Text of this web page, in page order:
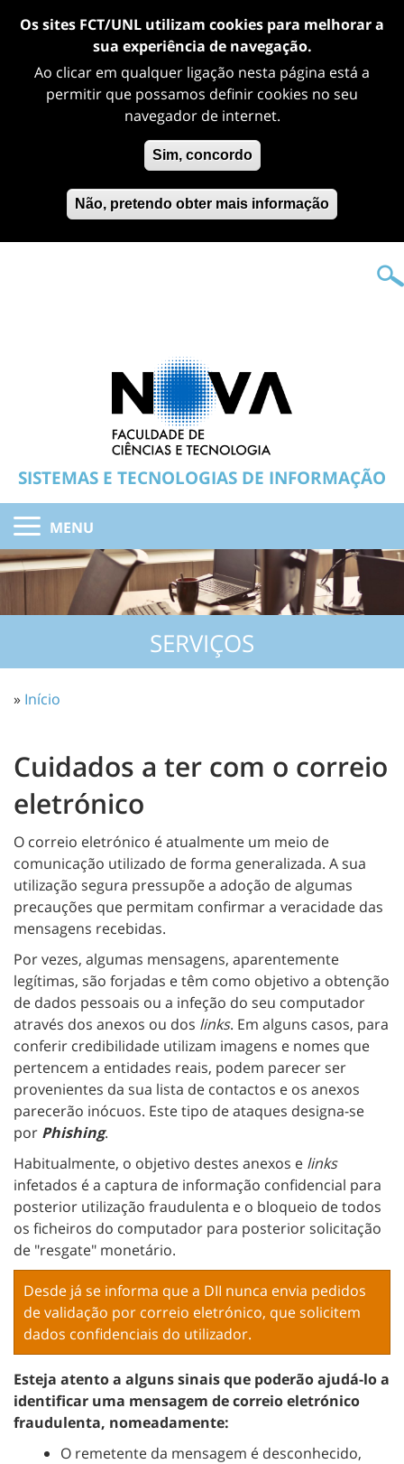
Os sites FCT/UNL utilizam cookies para melhorar a
sua experiência de navegação.
Ao clicar em qualquer ligação nesta página está a
permitir que possamos definir cookies no seu
navegador de internet.
Sim, concordo
Não, pretendo obter mais informação
SISTEMAS E TECNOLOGIAS DE INFORMAÇÃO
MENU
SERVIÇOS
» Início
Cuidados a ter com o correio
eletrónico
O correio eletrónico é atualmente um meio de
comunicação utilizado de forma generalizada. A sua
utilização segura pressupõe a adoção de algumas
precauções que permitam confirmar a veracidade das
mensagens recebidas.
Por vezes, algumas mensagens, aparentemente
legítimas, são forjadas e têm como objetivo a obtenção
de dados pessoais ou a infeção do seu computador
através dos anexos ou dos links. Em alguns casos, para
conferir credibilidade utilizam imagens e nomes que
pertencem a entidades reais, podem parecer ser
provenientes da sua lista de contactos e os anexos
parecerão inócuos. Este tipo de ataques designa-se
por Phishing.
Habitualmente, o objetivo destes anexos e links
infetados é a captura de informação confidencial para
posterior utilização fraudulenta e o bloqueio de todos
os ficheiros do computador para posterior solicitação
de "resgate" monetário.
Desde já se informa que a DII nunca envia pedidos
de validação por correio eletrónico, que solicitem
dados confidenciais do utilizador.
Esteja atento a alguns sinais que poderão ajudá-lo a
identificar uma mensagem de correio eletrónico
fraudulenta, nomeadamente:
O remetente da mensagem é desconhecido,